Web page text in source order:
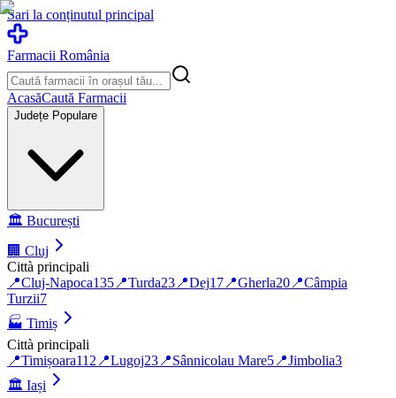
Sari la conținutul principal
Farmacii România
AcasăCaută Farmacii
Județe Populare
🏛️ București
🏢 Cluj
Città principali
📍Cluj-Napoca135 📍Turda23 📍Dej17 📍Gherla20 📍Câmpia
Turzii7
🏭 Timiș
Città principali
📍Timișoara112 📍Lugoj23 📍Sânnicolau Mare5 📍Jimbolia3
🏛️ Iași